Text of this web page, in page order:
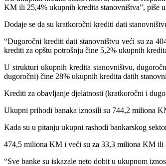
KM ili 25,4% ukupnih kredita stanovništva”, piše
Dodaje se da su kratkoročni krediti dati
“Dugoročni krediti dati stanovništvu veći su za
krediti za opštu potrošnju čine 5,2% ukupnih
U strukturi ukupnih kredita stanovništvu,
dugoročni) čine 28% ukupnih kredita datih
Krediti za obavljanje djelatnosti (kratkoročni i
Ukupni prihodi banaka iznosili su 744,2 miliona
Kada su u pitanju ukupni rashodi bankarskog
474,5 miliona KM i veći su za 33,3 miliona KM ili
“Sve banke su iskazale neto dobit u ukupnom